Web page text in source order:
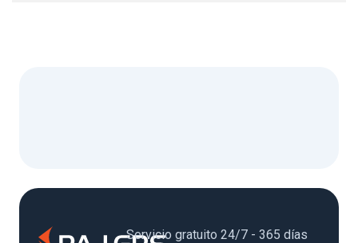
Servicio gratuito 24/7 - 365 días